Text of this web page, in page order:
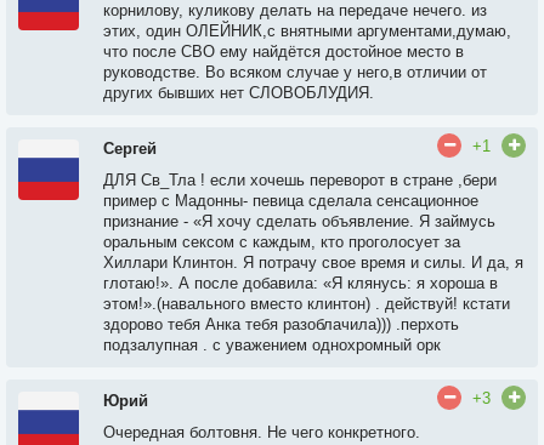
корнилову, куликову делать на передаче нечего. из
этих, один ОЛЕЙНИК,с внятными аргументами,думаю,
что после СВО ему найдётся достойное место в
руководстве. Во всяком случае у него,в отличии от
других бывших нет СЛОВОБЛУДИЯ.
Сергей
+1
ДЛЯ Св_Тла ! если хочешь переворот в стране ,бери
пример с Мадонны- певица сделала сенсационное
признание - «Я хочу сделать объявление. Я займусь
оральным сексом с каждым, кто проголосует за
Хиллари Клинтон. Я потрачу свое время и силы. И да, я
глотаю!». А после добавила: «Я клянусь: я хороша в
этом!».(навального вместо клинтон) . действуй! кстати
здорово тебя Анка тебя разоблачила))) .перхоть
подзалупная . с уважением однохромный орк
Юрий
+3
Очередная болтовня. Не чего конкретного.